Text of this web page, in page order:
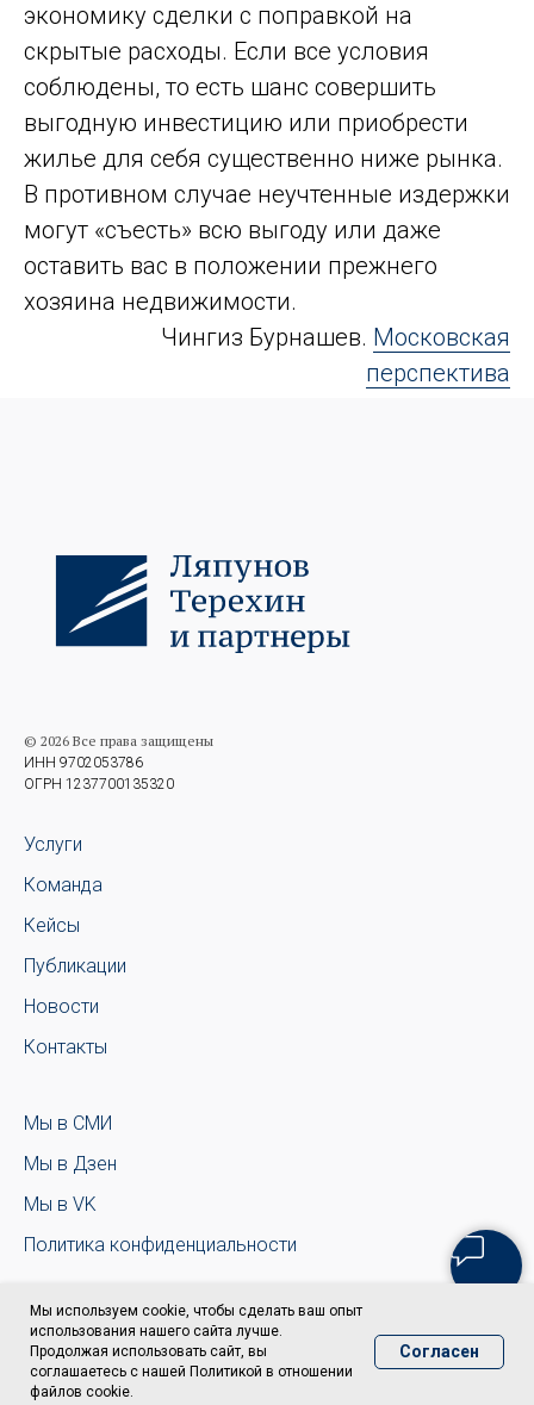
Мы используем cookie, чтобы сделать ваш опыт
использования нашего сайта лучше.
Продолжая использовать сайт, вы
соглашаетесь с нашей Политикой в отношении
файлов cookie.
Согласен
экономику сделки с поправкой на
скрытые расходы. Если все условия
соблюдены, то есть шанс совершить
выгодную инвестицию или приобрести
жилье для себя существенно ниже рынка.
В противном случае неучтенные издержки
могут «съесть» всю выгоду или даже
оставить вас в положении прежнего
хозяина недвижимости.
Чингиз Бурнашев. Московская
перспектива
© 2026 Все права защищены
ИНН 9702053786
ОГРН 1237700135320
Услуги
Команда
Кейсы
Публикации
Новости
Контакты
Мы в СМИ
Мы в Дзен
Мы в VK
Политика конфиденциальности